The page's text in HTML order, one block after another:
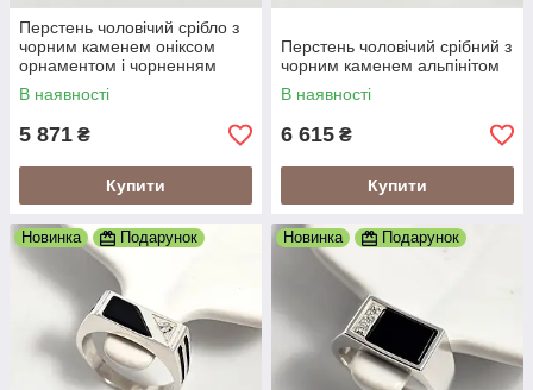
Перстень чоловічий срібло з
чорним каменем оніксом
орнаментом і чорненням
В наявності
5 871 ₴
Купити
Перстень чоловічий срібний з
чорним каменем альпінітом
В наявності
6 615 ₴
Купити
Новинка Подарунок Новинка Подарунок